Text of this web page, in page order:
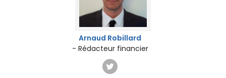
Arnaud Robillard
- Rédacteur financier